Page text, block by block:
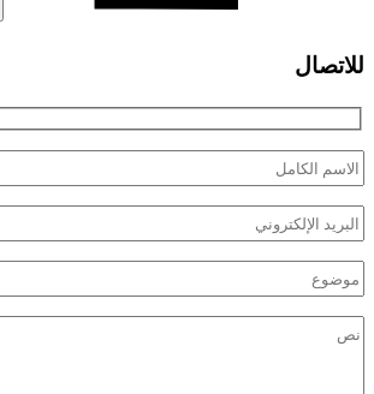
للاتصال
الاسم
الكامل
البريد
الإلكتروني
موضوع
نص